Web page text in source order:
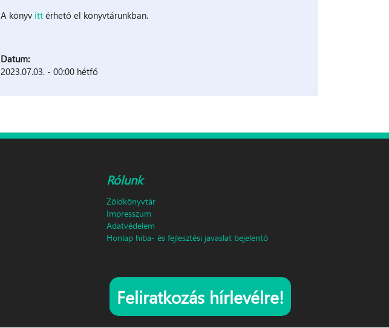
A könyv itt érhető el könyvtárunkban.
Datum:
2023.07.03. - 00:00 hétfő
Rólunk
Zöldkönyvtár
Impresszum
Adatvédelem
Honlap hiba- és fejlesztési javaslat bejelentő
Feliratkozás hírlevélre!